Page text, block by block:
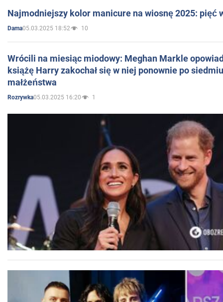
Najmodniejszy kolor manicure na wiosnę 2025: pięć
Dama05.03.2025 18:52 10
Wrócili na miesiąc miodowy: Meghan Markle
książę Harry zakochał się w niej ponownie po
małżeństwa
Rozrywka05.03.2025 16:20 1